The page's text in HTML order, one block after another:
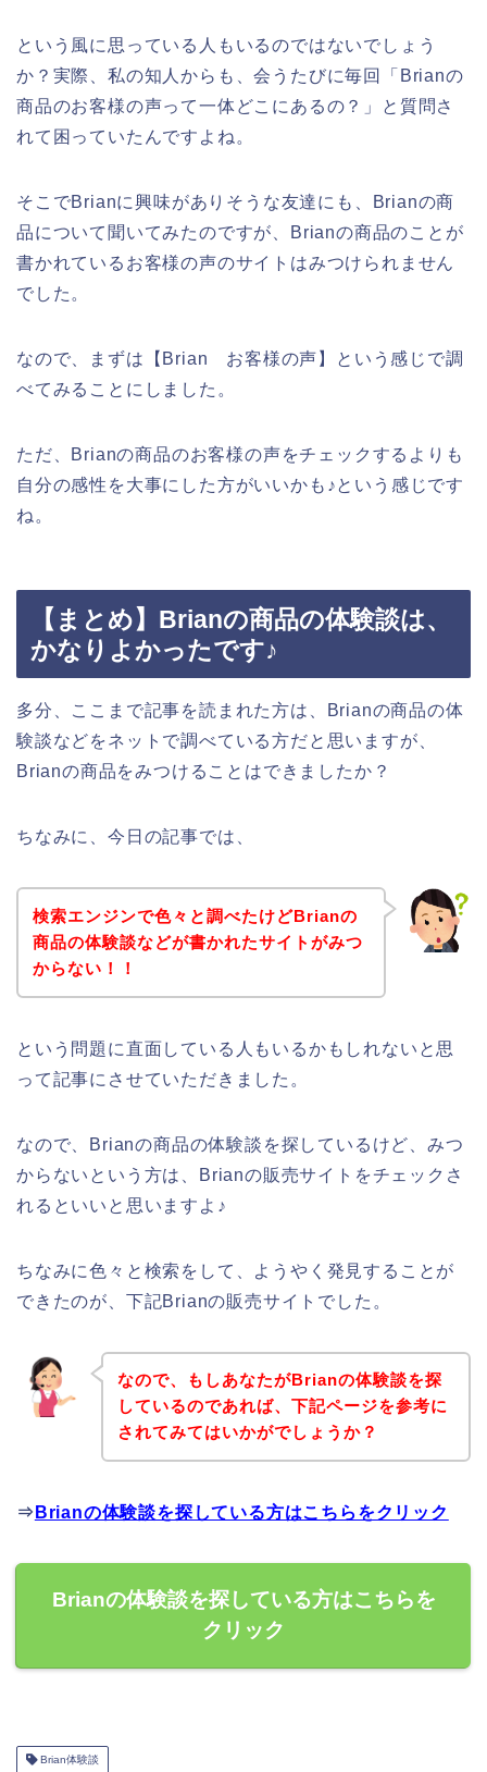
という風に思っている人もいるのではないでしょう
か？実際、私の知人からも、会うたびに毎回「Brianの
商品のお客様の声って一体どこにあるの？」と質問さ
れて困っていたんですよね。
そこでBrianに興味がありそうな友達にも、Brianの商
品について聞いてみたのですが、Brianの商品のことが
書かれているお客様の声のサイトはみつけられません
でした。
なので、まずは【Brian お客様の声】という感じで調
べてみることにしました。
ただ、Brianの商品のお客様の声をチェックするよりも
自分の感性を大事にした方がいいかも♪という感じです
ね。
【まとめ】Brianの商品の体験談は、
かなりよかったです♪
多分、ここまで記事を読まれた方は、Brianの商品の体
験談などをネットで調べている方だと思いますが、
Brianの商品をみつけることはできましたか？
ちなみに、今日の記事では、
検索エンジンで色々と調べたけどBrianの
商品の体験談などが書かれたサイトがみつ
からない！！
という問題に直面している人もいるかもしれないと思
って記事にさせていただきました。
なので、Brianの商品の体験談を探しているけど、みつ
からないという方は、Brianの販売サイトをチェックさ
れるといいと思いますよ♪
ちなみに色々と検索をして、ようやく発見することが
できたのが、下記Brianの販売サイトでした。
なので、もしあなたがBrianの体験談を探
しているのであれば、下記ページを参考に
されてみてはいかがでしょうか？
⇒ Brianの体験談を探している方はこちらをクリック
Brianの体験談を探している方はこちらを
クリック
Brian体験談